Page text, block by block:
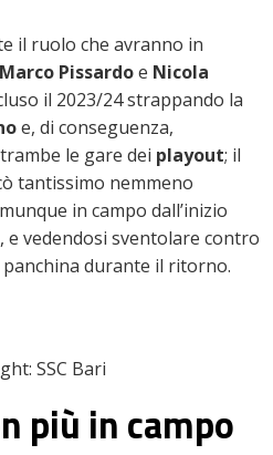
il ruolo che avranno in
Marco Pissardoe Nicola
il 2023/24 strappando la
e, di conseguenza,
le gare dei playout; il
tantissimo nemmeno
in campo dall’inizio
e vedendosi sventolare contro
panchina durante il ritorno.
SSC Bari
più in campo